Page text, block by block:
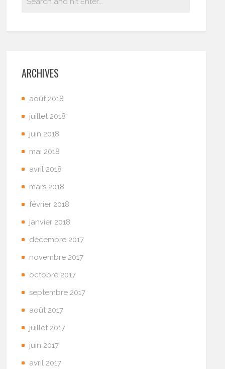
ARCHIVES
août 2018
juillet 2018
juin 2018
mai 2018
avril 2018
mars 2018
février 2018
janvier 2018
décembre 2017
novembre 2017
octobre 2017
septembre 2017
août 2017
juillet 2017
juin 2017
avril 2017